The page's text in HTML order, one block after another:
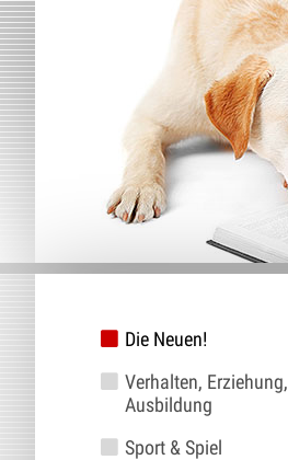
Die Neuen!
Verhalten, Erziehung,
Ausbildung
Sport & Spiel